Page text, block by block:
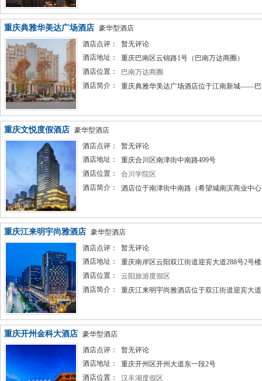
重庆典雅华美达广场酒店 豪华型酒店
酒店点评：
暂无评论
酒店地址：
重庆巴南区云锦路1号（巴南万达商圈）
酒店位置：
巴南万达商圈
酒店简介：
重庆典雅华美达广场酒店位于江南新城——巴
重庆文悦度假酒店 豪华型酒店
酒店点评：
暂无评论
酒店地址：
重庆合川区南津街中南路499号
酒店位置：
合川学院区
酒店简介：
酒店位于南津街中南路（希望城南滨商业中
重庆江来明宇尚雅酒店 豪华型酒店
酒店点评：
暂无评论
酒店地址：
重庆南岸区云阳双江街道迎宾大道288号2号
酒店位置：
云阳旅游度假区
酒店简介：
重庆江来明宇尚雅酒店位于双江街道迎宾大
重庆开州金科大酒店 豪华型酒店
酒店点评：
暂无评论
酒店地址：
重庆开州区开州大道东一段2号
酒店位置：
汉丰湖度假区